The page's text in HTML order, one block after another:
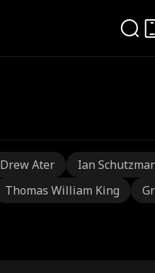
Drew Ater Ian
Thomas William King